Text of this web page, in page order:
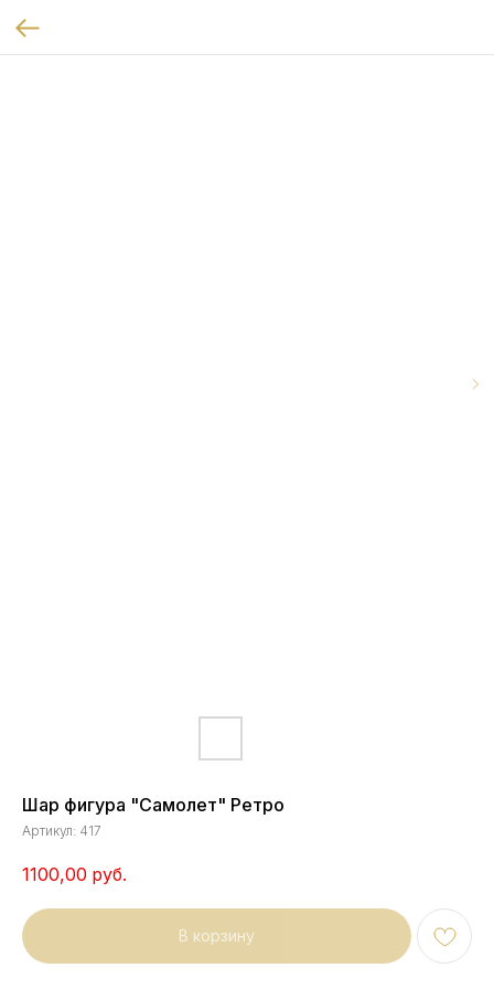
Шар фигура "Самолет" Ретро
Артикул: 417
1100,00 руб.
В корзину